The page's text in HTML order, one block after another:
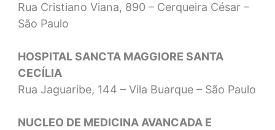
Rua Cristiano Viana, 890 – Cerqueira César –
São Paulo
HOSPITAL SANCTA MAGGIORE SANTA
CECÍLIA
Rua Jaguaribe, 144 – Vila Buarque – São Paulo
NUCLEO DE MEDICINA AVANCADA E